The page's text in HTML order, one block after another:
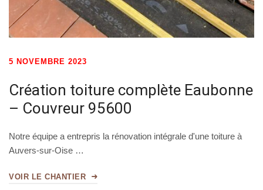
5 NOVEMBRE 2023
Création toiture complète Eaubonne
– Couvreur 95600
Notre équipe a entrepris la rénovation intégrale d'une toiture à
Auvers-sur-Oise …
VOIR LE CHANTIER